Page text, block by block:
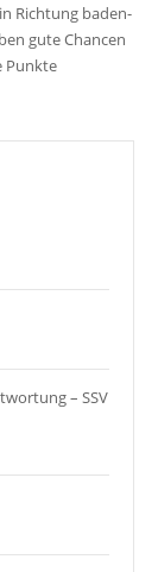
Richtung baden-
gute Chancen
Punkte
– SSV